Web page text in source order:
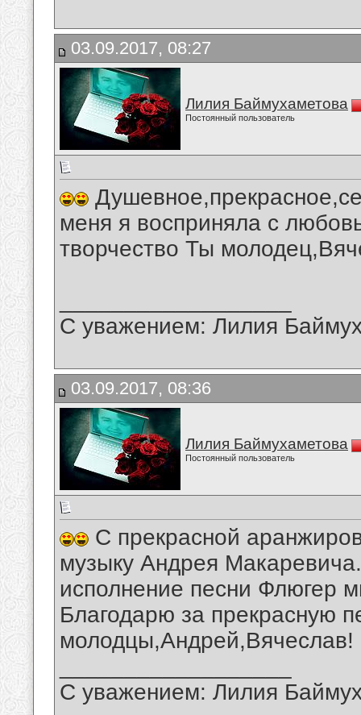
03.09.2017, 08:27
Лилия Баймухаметова
Постоянный пользователь
меня я восприняла с
творчество Ты
С уважением: Лилия
03.09.2017, 08:36
Лилия Баймухаметова
Постоянный пользователь
С прекрасной
музыку Андрея
исполнение песни Флюгер
Благодарю за прекрасную
молодцы,Андрей,Вячеслав!
С уважением: Лилия